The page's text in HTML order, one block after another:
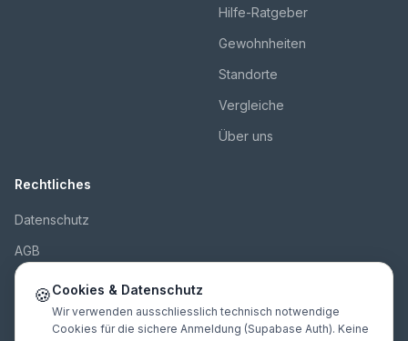
Hilfe-Ratgeber
Gewohnheiten
Standorte
Vergleiche
Über uns
Rechtliches
Datenschutz
AGB
Impressum
Kontakt
🍪Cookies & Datenschutz
Wir verwenden ausschliesslich technisch notwendige
Cookies für die sichere Anmeldung (Supabase Auth). Keine